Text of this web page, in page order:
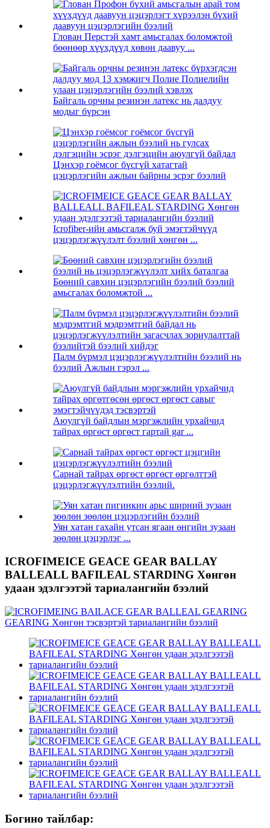
Глован Перстэй хамт амьсгалах боломжтой
бөөнөөр хүүхдүүд хөвөн даавуу ...
Байгаль орчны резинэн латекс нь далдуу
модыг бүрсэн
Цэнхэр гоёмсог бүсгүй хатагтай
цэцэрлэгийн ажлын байрны эсрэг бээлий
Icrofiber-ийн амьсгалж буй эмэгтэйчүүд
цэцэрлэгжүүлэлт бээлий хөнгөн ...
Бөөний савхин цэцэрлэгийн бээлий бээлий
амьсгалах боломжтой ...
Палм бүрмэл цэцэрлэгжүүлэлтийн бээлий нь
бээлий Ажлын гэрэл ...
Аюулгүй байдлын мэргэжлийн урхайчид
тайрах өргөст өргөст гартай gar ...
Сарнай тайрах өргөст өргөст өргөлттэй
цэцэрлэгжүүлэлтийн бээлий.
Уян хатан гахайн утсан ягаан өнгийн зузаан
зөөлөн цэцэрлэг ...
ICROFIMEICE GEACE GEAR BALLAY
BALLEALL BAFILEAL STARDING Хөнгөн
удаан эдэлгээтэй тариалангийн бээлий
Богино тайлбар: